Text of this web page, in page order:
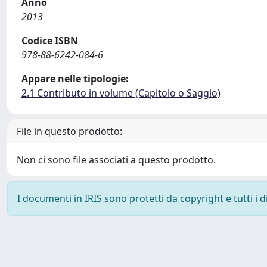
2013
Codice ISBN
978-88-6242-084-6
Appare nelle tipologie:
2.1 Contributo in volume (Capitolo o Saggio)
File in questo prodotto:
Non ci sono file associati a questo prodotto.
I documenti in IRIS sono protetti da copyright e tutti i